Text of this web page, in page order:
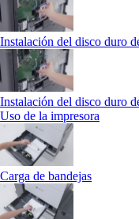
Instalación del disco duro
Instalación del disco duro
Uso de la impresora
Carga de bandejas